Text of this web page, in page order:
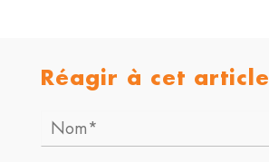
Réagir à cet article